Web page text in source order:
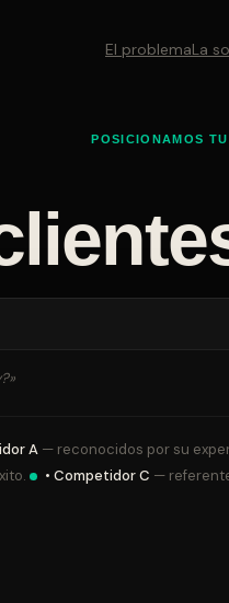
El problemaLa
POSICIONAMOS
A — reconocidos por su
• Competidor C —